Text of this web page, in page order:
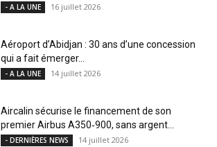
- A LA UNE 16 juillet 2026
Aéroport d’Abidjan : 30 ans d’une concession
qui a fait émerger...
- A LA UNE 14 juillet 2026
Aircalin sécurise le financement de son
premier Airbus A350‑900, sans argent...
- DERNIÈRES NEWS 14 juillet 2026